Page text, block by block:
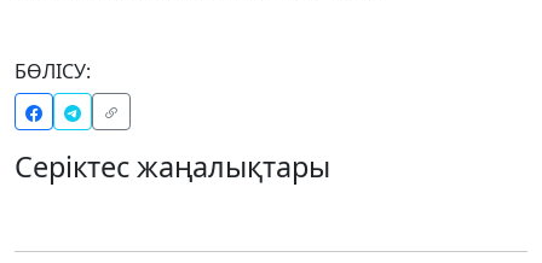
БӨЛІСУ:
Серіктес жаңалықтары